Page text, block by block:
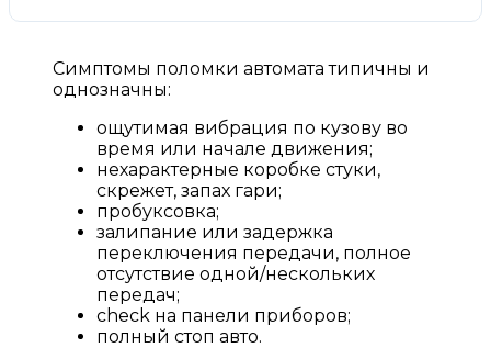
Симптомы поломки автомата типичны и
однозначны:
ощутимая вибрация по кузову во
время или начале движения;
нехарактерные коробке стуки,
скрежет, запах гари;
пробуксовка;
залипание или задержка
переключения передачи, полное
отсутствие одной/нескольких
передач;
check на панели приборов;
полный стоп авто.